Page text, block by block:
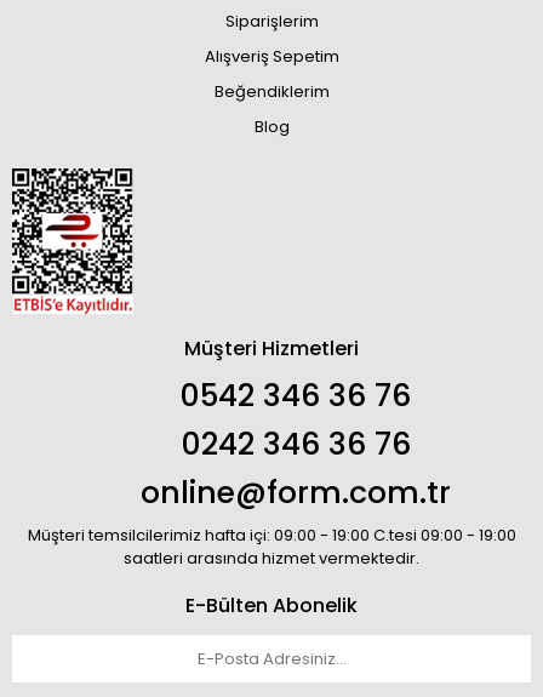
Siparişlerim
Alışveriş Sepetim
Beğendiklerim
Blog
Müşteri Hizmetleri
0542 346 36 76
0242 346 36 76
online@form.com.tr
Müşteri temsilcilerimiz hafta içi: 09:00 - 19:00 C.tesi 09:00 - 19:00
saatleri arasında hizmet vermektedir.
E-Bülten Abonelik